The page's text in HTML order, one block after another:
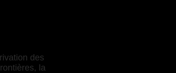
des
la